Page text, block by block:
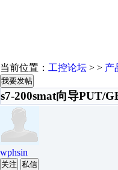
当前位置： 工控论坛 > > 产
我要发帖
s7-200smat向导PUT/
wphsin
关注 私信